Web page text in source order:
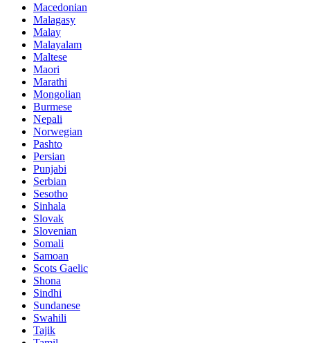
Macedonian
Malagasy
Malay
Malayalam
Maltese
Maori
Marathi
Mongolian
Burmese
Nepali
Norwegian
Pashto
Persian
Punjabi
Serbian
Sesotho
Sinhala
Slovak
Slovenian
Somali
Samoan
Scots Gaelic
Shona
Sindhi
Sundanese
Swahili
Tajik